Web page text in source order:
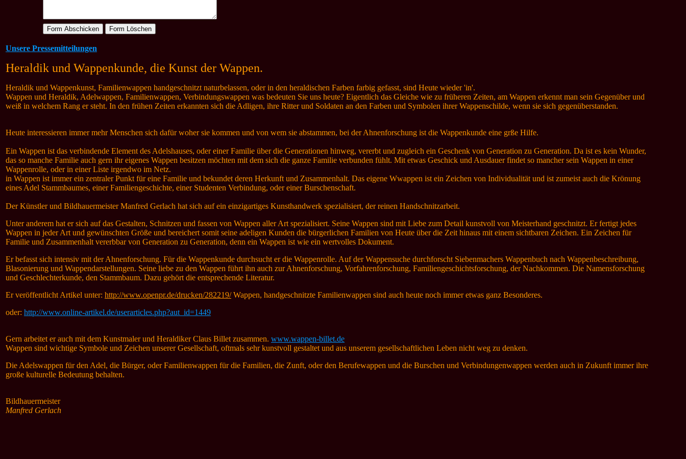
Unsere Pressemitteilungen
Heraldik und Wappenkunde, die Kunst der Wappen.
Heraldik und Wappenkunst, Familienwappen handgeschnitzt naturbelassen, oder in den heraldischen Farben farbig gefasst, sind Heute wieder 'in'.
Wappen und Heraldik, Adelwappen, Familienwappen, Verbindungswappen was bedeuten Sie uns heute? Eigentlich das Gleiche wie zu früheren Zeiten, am Wappen erkennt man sein Gegenüber und
weiß in welchem Rang er steht. In den frühen Zeiten erkannten sich die Adligen, ihre Ritter und Soldaten an den Farben und Symbolen ihrer Wappenschilde, wenn sie sich gegenüberstanden.
Heute interessieren immer mehr Menschen sich dafür woher sie kommen und von wem sie abstammen, bei der Ahnenforschung ist die Wappenkunde eine grße Hilfe.
Ein Wappen ist das verbindende Element des Adelshauses, oder einer Familie über die Generationen hinweg, vererbt und zugleich ein Geschenk von Generation zu Generation. Da ist es kein Wunder,
das so manche Familie auch gern ihr eigenes Wappen besitzen möchten mit dem sich die ganze Familie verbunden fühlt. Mit etwas Geschick und Ausdauer findet so mancher sein Wappen in einer
Wappenrolle, oder in einer Liste irgendwo im Netz.
in Wappen ist immer ein zentraler Punkt für eine Familie und bekundet deren Herkunft und Zusammenhalt. Das eigene Wwappen ist ein Zeichen von Individualität und ist zumeist auch die Krönung
eines Adel Stammbaumes, einer Familiengeschichte, einer Studenten Verbindung, oder einer Burschenschaft.
Der Künstler und Bildhauermeister Manfred Gerlach hat sich auf ein einzigartiges Kunsthandwerk spezialisiert, der reinen Handschnitzarbeit.
Unter anderem hat er sich auf das Gestalten, Schnitzen und fassen von Wappen aller Art spezialisiert. Seine Wappen sind mit Liebe zum Detail kunstvoll von Meisterhand geschnitzt. Er fertigt jedes
Wappen in jeder Art und gewünschten Größe und bereichert somit seine adeligen Kunden die bürgerlichen Familien von Heute über die Zeit hinaus mit einem sichtbaren Zeichen. Ein Zeichen für
Familie und Zusammenhalt vererbbar von Generation zu Generation, denn ein Wappen ist wie ein wertvolles Dokument.
Er befasst sich intensiv mit der Ahnenforschung. Für die Wappenkunde durchsucht er die Wappenrolle. Auf der Wappensuche durchforscht Siebenmachers Wappenbuch nach Wappenbeschreibung,
Blasonierung und Wappendarstellungen. Seine liebe zu den Wappen führt ihn auch zur Ahnenforschung, Vorfahrenforschung, Familiengeschichtsforschung, der Nachkommen. Die Namensforschung
und Geschlechterkunde, den Stammbaum. Dazu gehört die entsprechende Literatur.
Er veröffentlicht Artikel unter: http://www.openpr.de/drucken/282219/Wappen, handgeschnitzte Familienwappen sind auch heute noch immer etwas ganz Besonderes.
oder: http://www.online-artikel.de/userarticles.php?aut_id=1449
Gern arbeitet er auch mit dem Kunstmaler und Heraldiker Claus Billet zusammen. www.wappen-billet.de
Wappen sind wichtige Symbole und Zeichen unserer Gesellschaft, oftmals sehr kunstvoll gestaltet und aus unserem gesellschaftlichen Leben nicht weg zu denken.
Die Adelswappen für den Adel, die Bürger, oder Familienwappen für die Familien, die Zunft, oder den Berufewappen und die Burschen und Verbindungenwappen werden auch in Zukunft immer ihre
große kulturelle Bedeutung behalten.
Bildhauermeister
Manfred Gerlach